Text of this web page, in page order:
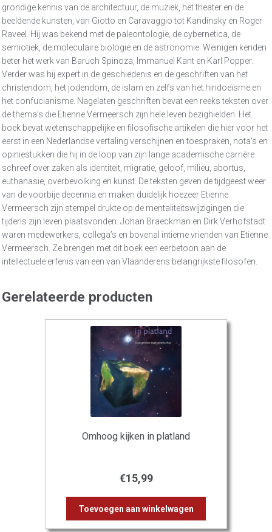
grondige kennis van de architectuur, de muziek, het theater en de
beeldende kunsten, van Giotto en Caravaggio tot Kandinsky en Roger
Raveel. Hij was bekend met de paleontologie, de cybernetica, de
semiotiek, de moleculaire biologie en de astronomie. Weinigen kenden
beter het werk van Baruch Spinoza, Immanuel Kant en Karl Popper.
Verder was hij expert in de geschiedenis en de geschriften van het
christendom, het jodendom, de islam en zelfs van het hindoeïsme en
het confucianisme. Nagelaten geschriften bevat een reeks teksten over
de thema’s die Etienne Vermeersch zijn hele leven bezighielden. Het
boek bevat wetenschappelijke en filosofische artikelen die hier voor het
eerst in een Nederlandse vertaling verschijnen en toespraken, nota’s en
opiniestukken die hij in de loop van zijn lange academische carrière
schreef over zaken als identiteit, migratie, geloof, milieu, abortus,
euthanasie, overbevolking en kunst. De teksten geven de tijdgeest weer
van de voorbije decennia en maken duidelijk hoezeer Etienne
Vermeersch zijn stempel drukte op de mentaliteitswijzigingen die
tijdens zijn leven plaatsvonden. Johan Braeckman en Dirk Verhofstadt
waren medewerkers, collega’s en bovenal intieme vrienden van Etienne
Vermeersch. Ze brengen met dit boek een eerbetoon aan de
intellectuele erfenis van een van Vlaanderens belangrijkste filosofen.
Gerelateerde producten
Omhoog kijken in platland
€15,99
Toevoegen aan winkelwagen